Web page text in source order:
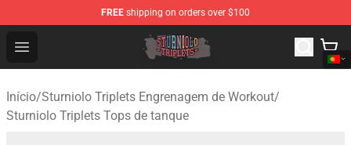
FREE shipping on orders over $100
Open menu
Sturniolo Triplets Shop - Official Sturniolo Triplets
Início/Sturniolo Triplets Engrenagem de Workout/
Sturniolo Triplets Tops de tanque